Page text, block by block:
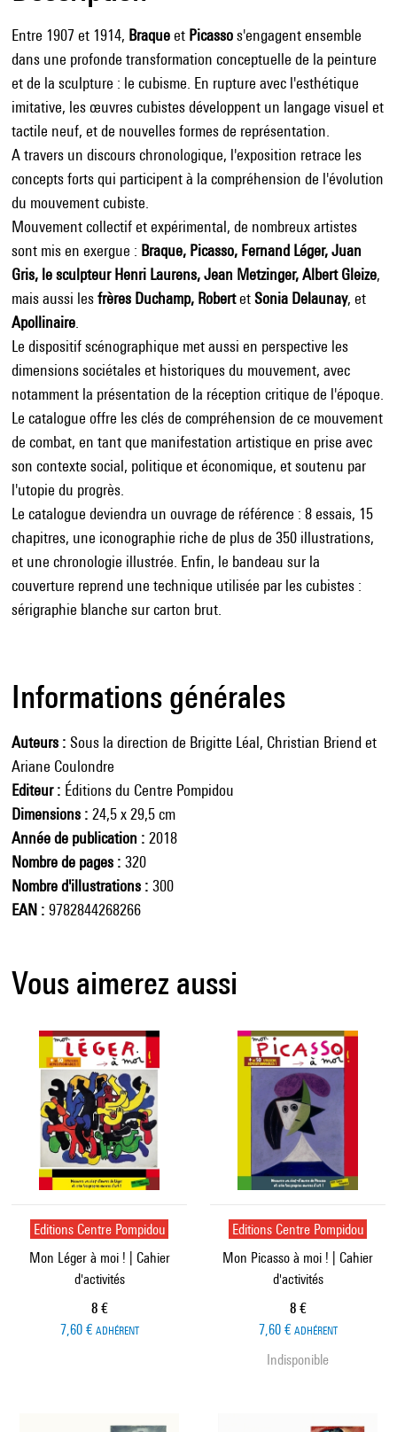
Entre 1907 et 1914, Braqueet Picassos'engagent ensemble
dans une profonde transformation conceptuelle de la peinture
et de la sculpture : le cubisme. En rupture avec l'esthétique
imitative, les œuvres cubistes développent un langage visuel et
tactile neuf, et de nouvelles formes de représentation.
A travers un discours chronologique, l'exposition retrace les
concepts forts qui participent à la compréhension de l'évolution
du mouvement cubiste.
Mouvement collectif et expérimental, de nombreux artistes
sont mis en exergue : Braque, Picasso, Fernand Léger, Juan
Gris, le sculpteur Henri Laurens, Jean Metzinger, Albert Gleize,
mais aussi lesfrères Duchamp, RobertetSonia Delaunay, et
Apollinaire
Le dispositif scénographique met aussi en perspective les
dimensions sociétales et historiques du mouvement, avec
notamment la présentation de la réception critique de l'époque.
Le catalogue offre les clés de compréhension de ce mouvement
de combat, en tant que manifestation artistique en prise avec
son contexte social, politique et économique, et soutenu par
l'utopie du progrès.
Le catalogue deviendra un ouvrage de référence : 8 essais, 15
chapitres, une iconographie riche de plus de 350 illustrations,
et une chronologie illustrée. Enfin, le bandeau sur la
couverture reprend une technique utilisée par les cubistes :
sérigraphie blanche sur carton brut.
Informations générales
Auteurs
Sous la direction de Brigitte Léal, Christian Briend et
Ariane Coulondre
Editeur
Éditions du Centre Pompidou
Dimensions
24,5 x 29,5 cm
Année de publication
2018
Nombre de pages
320
Nombre d'illustrations
300
EAN
9782844268266
Vous aimerez aussi
Editions Centre Pompidou
Mon Léger à moi ! | Cahier
d'activités
Prix ​​actuel
8 €
7,60 € ADHÉRENT
Editions Centre Pompidou
Mon Picasso à moi ! | Cahier
d'activités
Prix ​​actuel
8 €
7,60 € ADHÉRENT
Indisponible